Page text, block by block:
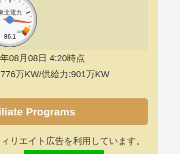
北電力
100
86.1
08月08日 4:20時点
万KW/供給力:901万KW
Programs
リエイト広告を利用しています。